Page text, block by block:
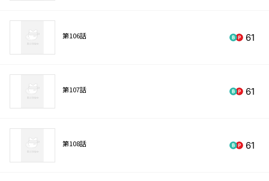
第106話 61
第107話 61
第108話 61